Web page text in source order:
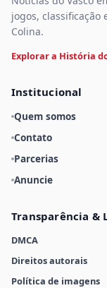
jogos, classificação
Colina.
Explorar a História
Institucional
Quem somos
Contato
Parcerias
Anuncie
Transparência &
DMCA
Direitos autorais
Política de imagens